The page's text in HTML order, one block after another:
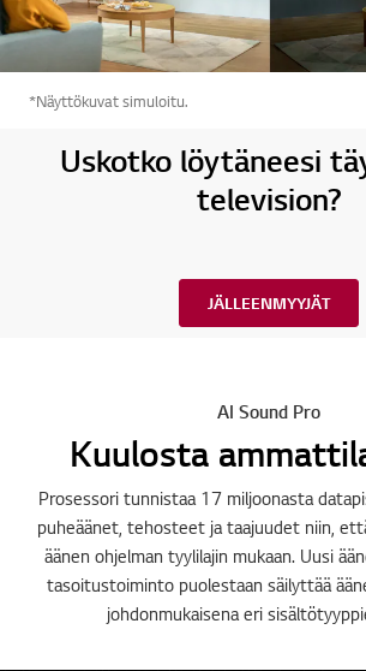
*Näyttökuvat simuloitu.
Uskotko löytäneesi
television?
JÄLLEENMYYJÄT
AI Sound Pro
Kuulosta
Prosessori tunnistaa 17 miljoonasta
puheäänet, tehosteet ja taajuudet niin,
äänen ohjelman tyylilajin mukaan. Uusi
tasoitustoiminto puolestaan säilyttää
johdonmukaisena eri